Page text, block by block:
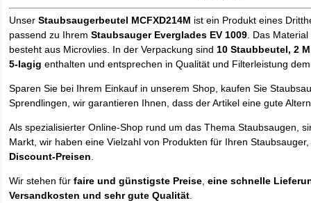
UnserStaubsaugerbeutel MCFXD214M ist ein Produkt eines
passend zu IhremStaubsauger Everglades EV 1009 . Das
besteht aus Microvlies. In der Verpackung sind 10 Staubbeutel, 2
5-lagig enthalten und entsprechen in Qualität und Filterleistung
Sparen Sie bei Ihrem Einkauf in unserem Shop, kaufen Sie
Sprendlingen, wir garantieren Ihnen, dass der Artikel eine gute
Als spezialisierter Online-Shop rund um das Thema Staubsaugen,
Markt, wir haben eine Vielzahl von Produkten für Ihren
Discount-Preisen
Wir stehen fürfaire und günstigste Preise ,eine schnelle
Versandkosten und sehr gute Qualität